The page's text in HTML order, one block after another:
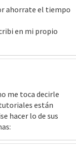
ahorrate el tiempo
en mi propio
me toca decirle
están
hacer lo de sus